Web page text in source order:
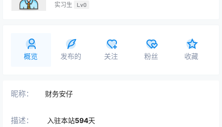
实习生 Lv0
概览 发布的 关注 粉丝 收藏
昵称： 财务安仔
描述： 入驻本站594天